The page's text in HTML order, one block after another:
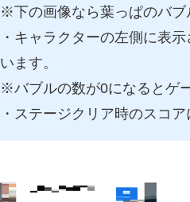
※下の画像なら葉っぱのバブ
・キャラクターの左側に表
います。
※バブルの数が0になるとゲ
・ステージクリア時のスコア